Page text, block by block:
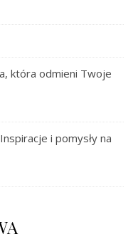
która odmieni Twoje
i pomysły na